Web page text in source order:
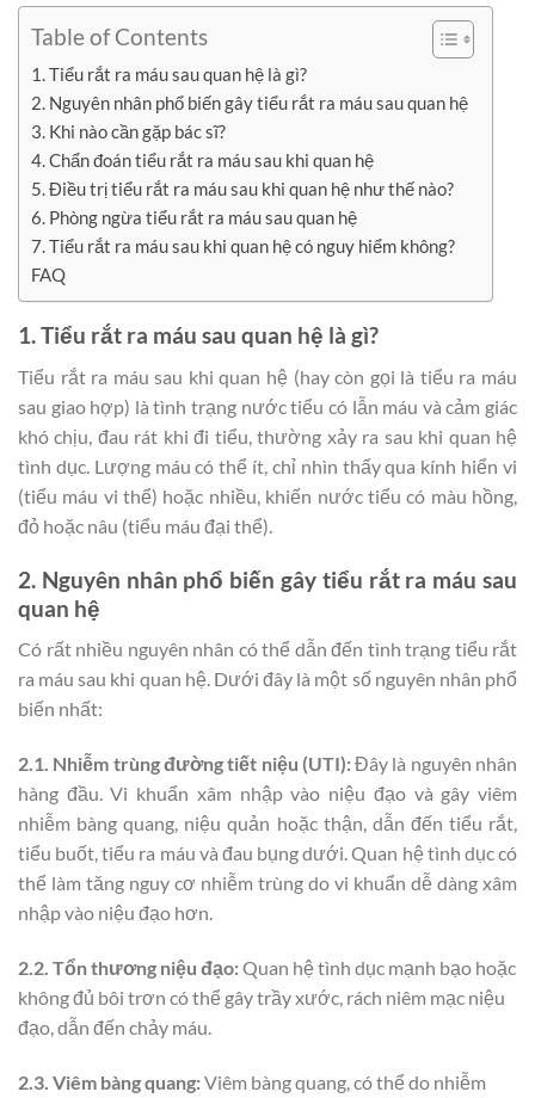
Table of Contents
1. Tiểu rắt ra máu sau quan hệ là gì?
2. Nguyên nhân phổ biến gây tiểu rắt ra máu sau quan hệ
3. Khi nào cần gặp bác sĩ?
4. Chẩn đoán tiểu rắt ra máu sau khi quan hệ
5. Điều trị tiểu rắt ra máu sau khi quan hệ như thế nào?
6. Phòng ngừa tiểu rắt ra máu sau quan hệ
7. Tiểu rắt ra máu sau khi quan hệ có nguy hiểm không?
FAQ
1. Tiểu rắt ra máu sau quan hệ là gì?
Tiểu rắt ra máu sau khi quan hệ (hay còn gọi là tiểu ra máu
sau giao hợp) là tình trạng nước tiểu có lẫn máu và cảm giác
khó chịu, đau rát khi đi tiểu, thường xảy ra sau khi quan hệ
tình dục. Lượng máu có thể ít, chỉ nhìn thấy qua kính hiển vi
(tiểu máu vi thể) hoặc nhiều, khiến nước tiểu có màu hồng,
đỏ hoặc nâu (tiểu máu đại thể).
2. Nguyên nhân phổ biến gây tiểu rắt ra máu sau
quan hệ
Có rất nhiều nguyên nhân có thể dẫn đến tình trạng tiểu rắt
ra máu sau khi quan hệ. Dưới đây là một số nguyên nhân phổ
biến nhất:
2.1. Nhiễm trùng đường tiết niệu (UTI):Đây là nguyên nhân
hàng đầu. Vi khuẩn xâm nhập vào niệu đạo và gây viêm
nhiễm bàng quang, niệu quản hoặc thận, dẫn đến tiểu rắt,
tiểu buốt, tiểu ra máu và đau bụng dưới. Quan hệ tình dục có
thể làm tăng nguy cơ nhiễm trùng do vi khuẩn dễ dàng xâm
nhập vào niệu đạo hơn.
2.2. Tổn thương niệu đạo:Quan hệ tình dục mạnh bạo hoặc
không đủ bôi trơn có thể gây trầy xước, rách niêm mạc niệu
đạo, dẫn đến chảy máu.
2.3. Viêm bàng quang:Viêm bàng quang, có thể do nhiễm